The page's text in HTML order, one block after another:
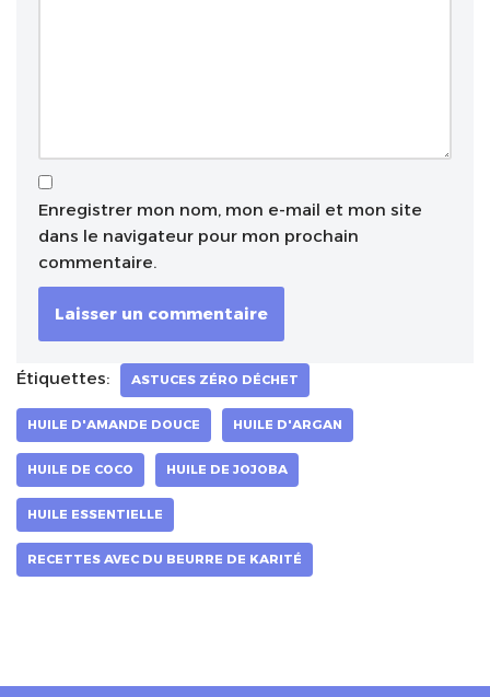
Enregistrer mon nom, mon e-mail et mon site
dans le navigateur pour mon prochain
commentaire.
Étiquettes: ASTUCES ZÉRO DÉCHET
HUILE D'AMANDE DOUCE HUILE D'ARGAN
HUILE DE COCO HUILE DE JOJOBA
HUILE ESSENTIELLE
RECETTES AVEC DU BEURRE DE KARITÉ